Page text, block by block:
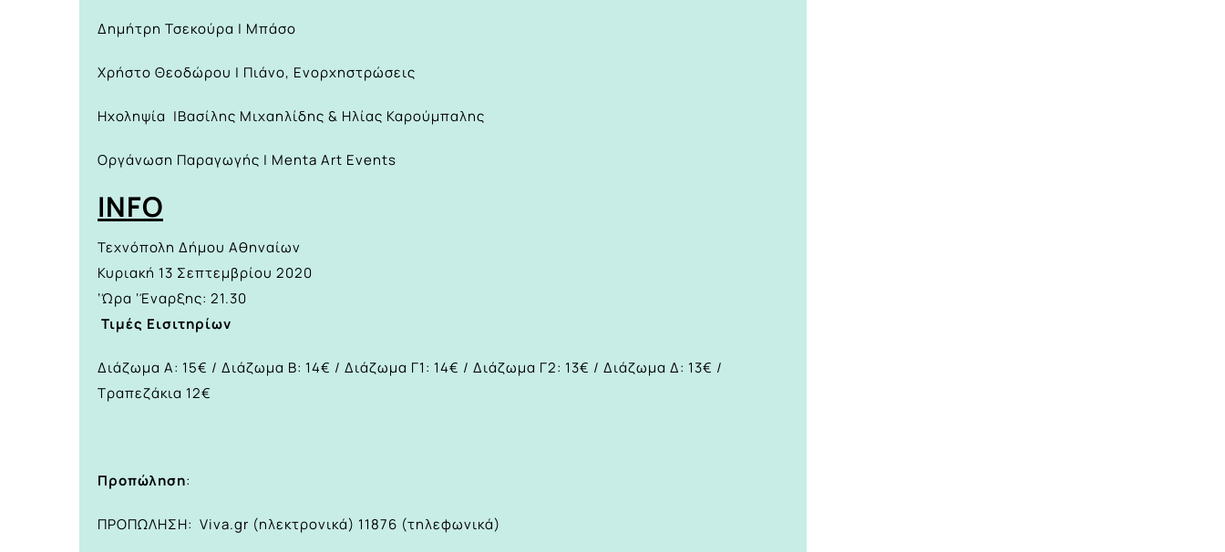
Δημήτρη Τσεκούρα | Μπάσο
Χρήστο Θεοδώρου | Πιάνο, Ενορχηστρώσεις
Ηχοληψία |Βασίλης Μιχαηλίδης & Ηλίας Καρούμπαλης
Οργάνωση Παραγωγής | Μenta Art Events
INFO
Τεχνόπολη Δήμου Αθηναίων
Κυριακή 13 Σεπτεμβρίου 2020
‘Ώρα ‘Έναρξης: 21.30
Τιμές Εισιτηρίων
Διάζωμα Α: 15€ / Διάζωμα Β: 14€ / Διάζωμα Γ1: 14€ / Διάζωμα Γ2: 13€ / Διάζωμα Δ: 13€ /
Τραπεζάκια 12€
Προπώληση:
ΠΡΟΠΩΛΗΣΗ: Viva.gr (ηλεκτρονικά) 11876 (τηλεφωνικά)